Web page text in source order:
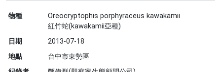
物種
Oreocryptophis porphyraceus kawakamii
紅竹蛇(kawakamii亞種)
日期
2013-07-18
地點
台中市東勢區